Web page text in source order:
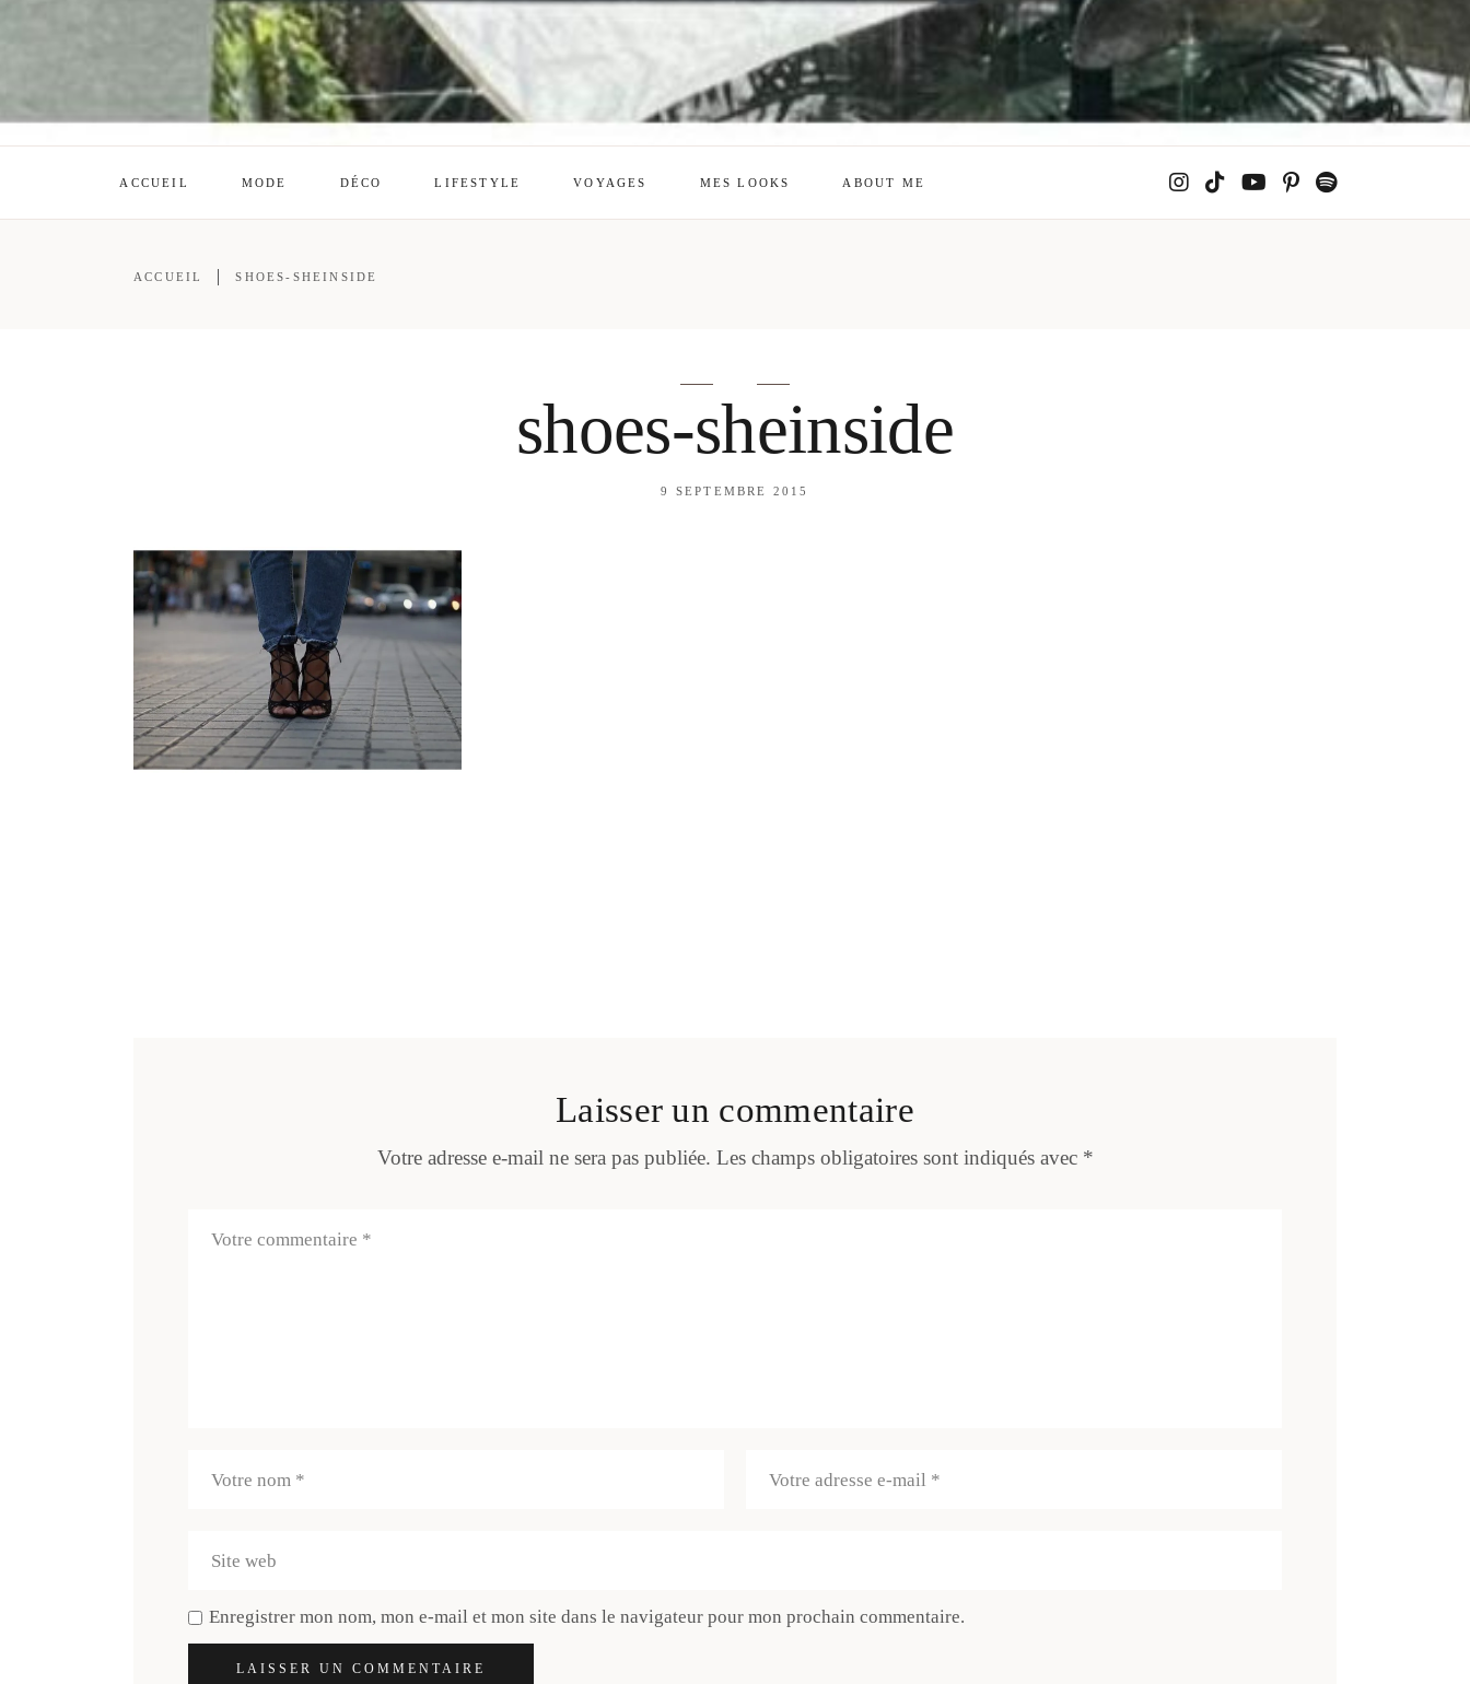
ACCUEIL MODE DÉCO LIFESTYLE VOYAGES MES LOOKS ABOUT ME
ACCUEIL SHOES-SHEINSIDE
shoes-sheinside
9 SEPTEMBRE 2015
Laisser un commentaire
Votre adresse e-mail ne sera pas publiée. Les champs obligatoires sont indiqués avec *
Enregistrer mon nom, mon e-mail et mon site dans le navigateur pour mon prochain commentaire.
LAISSER UN COMMENTAIRE